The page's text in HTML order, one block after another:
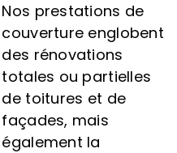
Nos prestations de
couverture englobent
des rénovations
totales ou partielles
de toitures et de
façades, mais
également la